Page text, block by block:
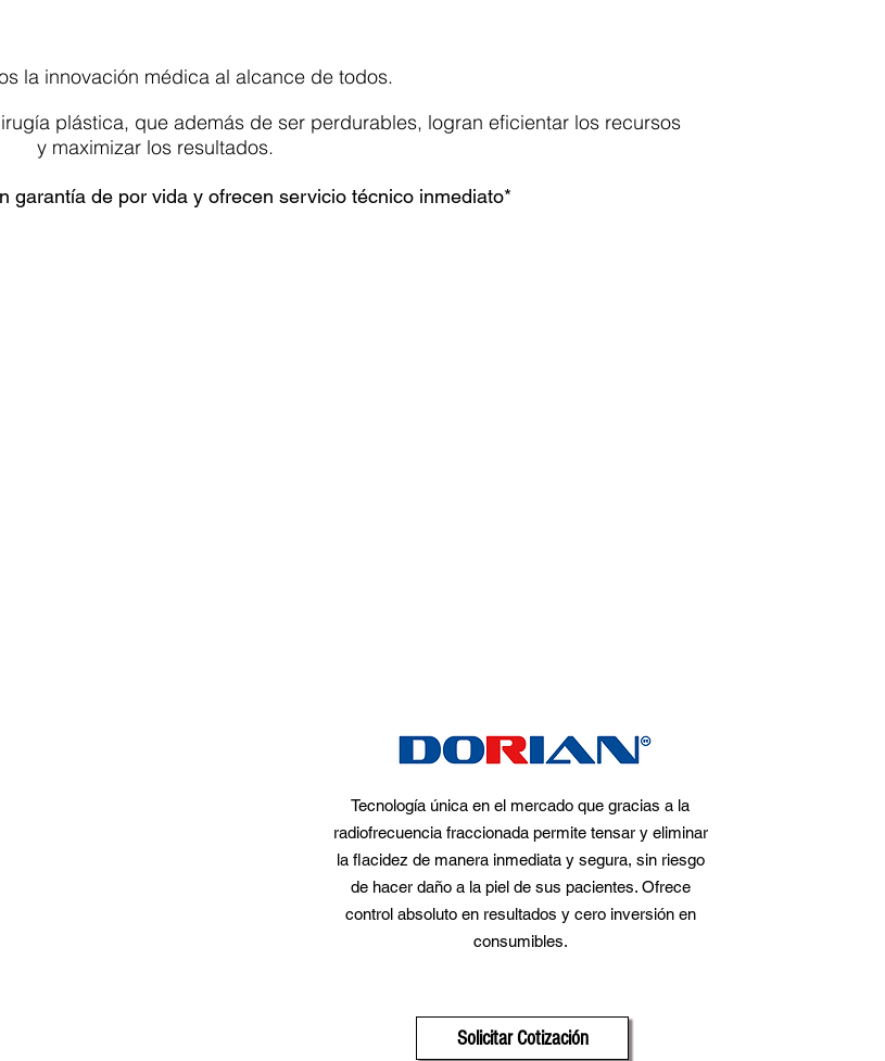
la innovación médica al alcance de todos.
plástica, que además de ser perdurables, logran eficientar los recursos
y maximizar los resultados.
garantía de por vida y ofrecen servicio técnico inmediato*
Tecnología única en el mercado que gracias a la
radiofrecuencia fraccionada permite tensar y eliminar
la flacidez de manera inmediata y segura, sin riesgo
de hacer daño a la piel de sus pacientes. Ofrece
control absoluto en resultados y cero inversión en
consumibles.
Solicitar Cotización